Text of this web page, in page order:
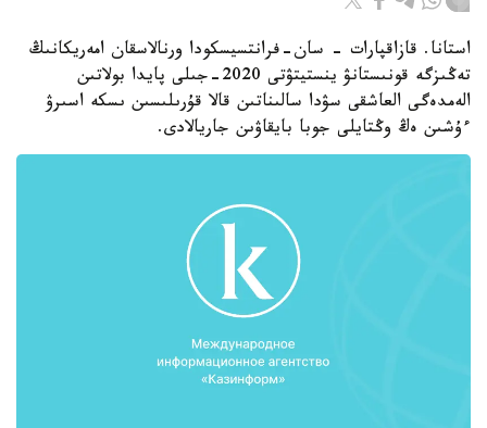
استانا. قازاقپارات - سان-فرانتسيسكودا ورنالاسقان امەريكانىڭ
تەڭىزگە قونىستانۋ ينستيتۋتى 2020-جىلى پايدا بولاتىن
الەمدەگى العاشقى سۋدا سالىناتىن قالا قۇرىلىسىن ىسكە اسىرۋ
ءۇشىن ەڭ وڭتايلى جوبا بايقاۋىن جاريالادى.